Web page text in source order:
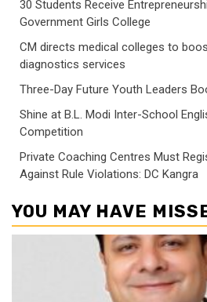
30 Students Receive
Government Girls College
CM directs medical colleges to
diagnostics services
Three-Day Future Youth Leaders
Shine at B.L. Modi Inter-School
Competition
Private Coaching Centres Must
Against Rule Violations: DC Kangra
YOU MAY HAVE